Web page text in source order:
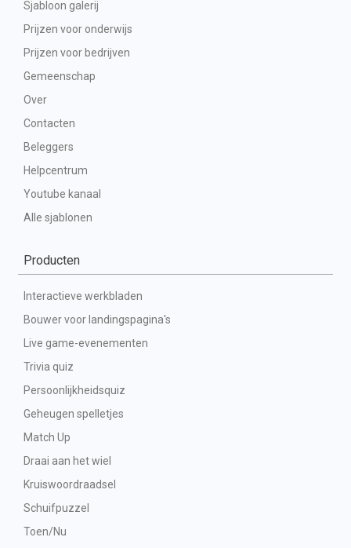
Sjabloon galerij
Prijzen voor onderwijs
Prijzen voor bedrijven
Gemeenschap
Over
Contacten
Beleggers
Helpcentrum
Youtube kanaal
Alle sjablonen
Producten
Interactieve werkbladen
Bouwer voor landingspagina's
Live game-evenementen
Trivia quiz
Persoonlijkheidsquiz
Geheugen spelletjes
Match Up
Draai aan het wiel
Kruiswoordraadsel
Schuifpuzzel
Toen/Nu